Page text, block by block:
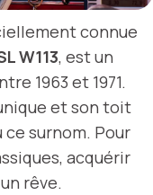
connue
W113, est un
1963 et 1971.
et son toit
ce surnom. Pour
acquérir
rêve.